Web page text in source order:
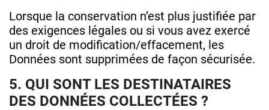
Lorsque la conservation n’est plus justifiée par
des exigences légales ou si vous avez exercé
un droit de modification/effacement, les
Données sont supprimées de façon sécurisée.
5. QUI SONT LES DESTINATAIRES
DES DONNÉES COLLECTÉES ?